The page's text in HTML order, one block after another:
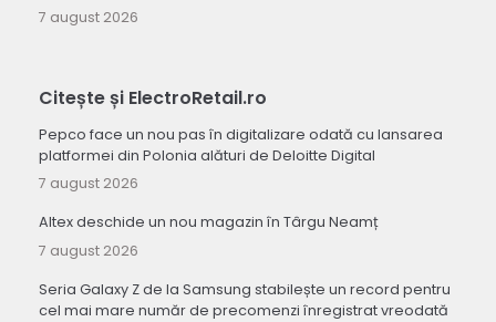
7 august 2026
Citește și ElectroRetail.ro
Pepco face un nou pas în digitalizare odată cu lansarea
platformei din Polonia alături de Deloitte Digital
7 august 2026
Altex deschide un nou magazin în Târgu Neamț
7 august 2026
Seria Galaxy Z de la Samsung stabilește un record pentru
cel mai mare număr de precomenzi înregistrat vreodată